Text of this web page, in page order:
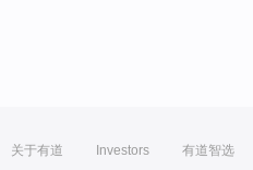
关于有道 Investors 有道智选